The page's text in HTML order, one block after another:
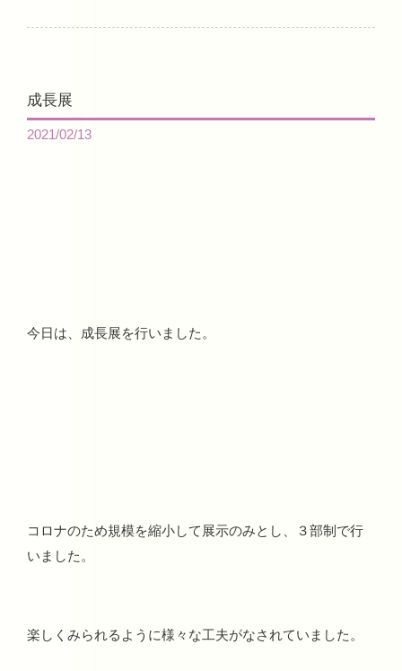
成長展
2021/02/13
今日は、成長展を行いました。
コロナのため規模を縮小して展示のみとし、３部制で行
いました。
楽しくみられるように様々な工夫がなされていました。